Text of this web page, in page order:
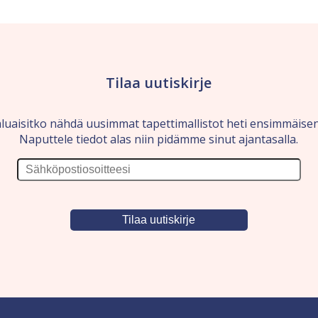
Tilaa uutiskirje
nähdä uusimmat tapettimallistot heti
Naputtele tiedot alas niin pidämme sinut ajantasalla.